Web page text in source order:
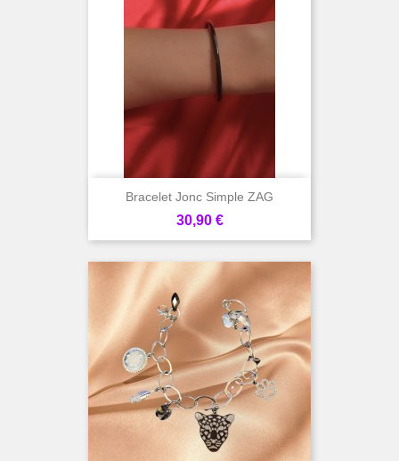
Bracelet Jonc Simple ZAG
Prix
30,90 €